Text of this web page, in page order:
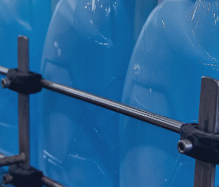
ЗАМОВЛЯЙ
НАШУ ПРОДУКЦІЮ
СТВОРЮЙ
PRIVATE LABEL
Засоби для дезінфекції рук, шкіри та некритичних поверхонь
Засоби для дезінфекції поверхонь, обладнання, харчових
продуктів
Мийні засоби з дезінфікуючим ефектом
Автохімія та Автокосметика